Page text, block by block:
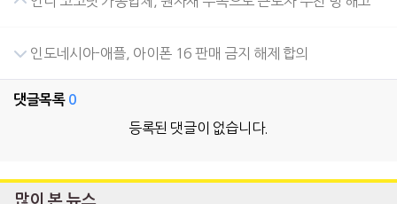
인도네시아-애플, 아이폰 16 판매 금지 해제 합의
댓글목록 0
등록된 댓글이 없습니다.